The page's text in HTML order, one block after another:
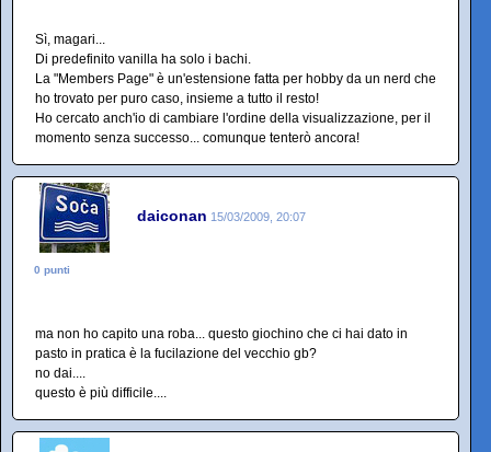
Sì, magari...
Di predefinito vanilla ha solo i bachi.
La "Members Page" è un'estensione fatta per hobby da un nerd che
ho trovato per puro caso, insieme a tutto il resto!
Ho cercato anch'io di cambiare l'ordine della visualizzazione, per il
momento senza successo... comunque tenterò ancora!
daiconan 15/03/2009, 20:07
0 punti
ma non ho capito una roba... questo giochino che ci hai dato in
pasto in pratica è la fucilazione del vecchio gb?
no dai....
questo è più difficile....